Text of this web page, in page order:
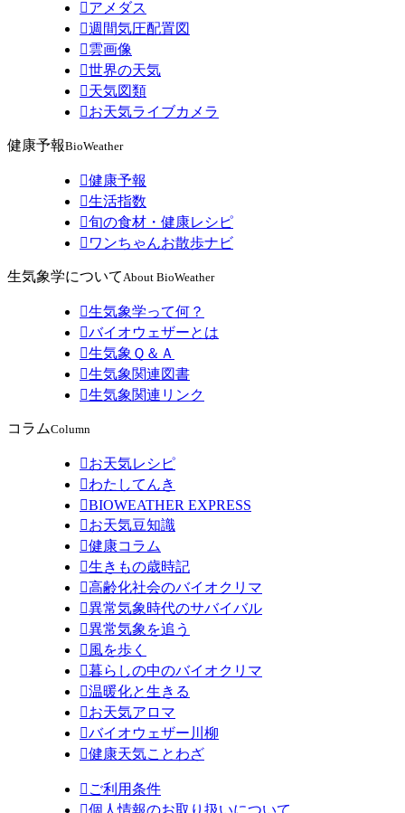
アメダス
週間気圧配置図
雲画像
世界の天気
天気図類
お天気ライブカメラ
健康予報BioWeather
健康予報
生活指数
旬の食材・健康レシピ
 ワンちゃんお散歩ナビ
生気象学についてAbout BioWeather
生気象学って何？
バイオウェザーとは
生気象Ｑ＆Ａ
生気象関連図書
生気象関連リンク
コラムColumn
お天気レシピ
わたしてんき
BIOWEATHER EXPRESS
お天気豆知識
健康コラム
生きもの歳時記
高齢化社会のバイオクリマ
異常気象時代のサバイバル
異常気象を追う
風を歩く
暮らしの中のバイオクリマ
温暖化と生きる
お天気アロマ
バイオウェザー川柳
健康天気ことわざ
 ご利用条件